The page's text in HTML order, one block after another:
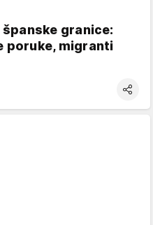
granice:
poruke, migranti